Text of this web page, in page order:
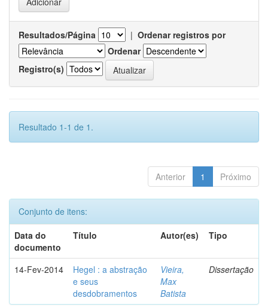
Resultados/Página | Ordenar registros por
Ordenar
Registro(s)
Resultado 1-1 de 1.
Anterior 1 Próximo
Conjunto de itens:
Data do
documento
Título Autor(es) Tipo
14-Fev-2014
Hegel : a abstração
e seus
desdobramentos
Vieira,
Max
Batista
Dissertação